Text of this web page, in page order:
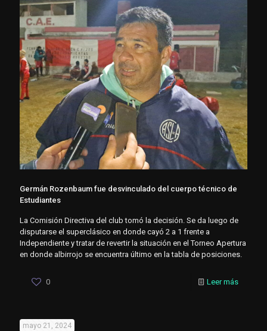
Germán Rozenbaum fue desvinculado del cuerpo técnico de
Estudiantes
La Comisión Directiva del club tomó la decisión. Se da luego de
disputarse el superclásico en donde cayó 2 a 1 frente a
Independiente y tratar de revertir la situación en el Torneo Apertura
en donde albirrojo se encuentra último en la tabla de posiciones.
0 Leer más
mayo 21, 2024